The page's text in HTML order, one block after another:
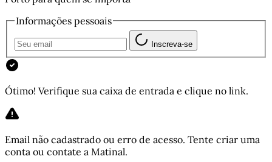
Informações pessoais
Inscreva-se
Ótimo! Verifique sua caixa de entrada e clique no link.
Email não cadastrado ou erro de acesso. Tente criar uma
conta ou contate a Matinal.